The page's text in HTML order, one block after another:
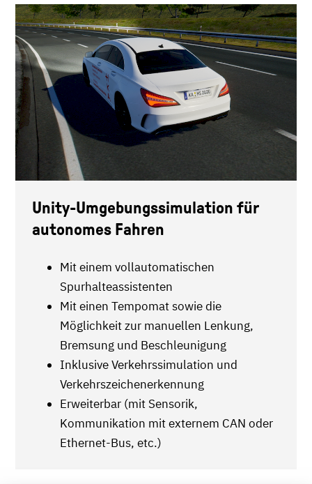
Unity-Umgebungssimulation für
autonomes Fahren
Mit einem vollautomatischen
Spurhalteassistenten
Mit einen Tempomat sowie die
Möglichkeit zur manuellen Lenkung,
Bremsung und Beschleunigung
Inklusive Verkehrssimulation und
Verkehrszeichenerkennung
Erweiterbar (mit Sensorik,
Kommunikation mit externem CAN oder
Ethernet-Bus, etc.)